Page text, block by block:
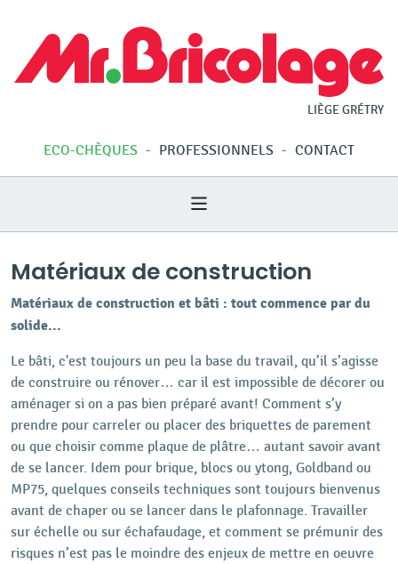
LIÈGE GRÉTRY
ECO-CHÈQUES - PROFESSIONNELS - CONTACT
Matériaux de construction
Matériaux de construction et bâti : tout commence par du
solide...
Le bâti, c'est toujours un peu la base du travail, qu’il s’agisse
de construire ou rénover… car il est impossible de décorer ou
aménager si on a pas bien préparé avant! Comment s’y
prendre pour carreler ou placer des briquettes de parement
ou que choisir comme plaque de plâtre… autant savoir avant
de se lancer. Idem pour brique, blocs ou ytong, Goldband ou
MP75, quelques conseils techniques sont toujours bienvenus
avant de chaper ou se lancer dans le plafonnage. Travailler
sur échelle ou sur échafaudage, et comment se prémunir des
risques n’est pas le moindre des enjeux de mettre en oeuvre